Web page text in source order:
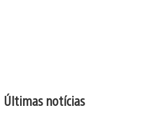
Últimas notícias